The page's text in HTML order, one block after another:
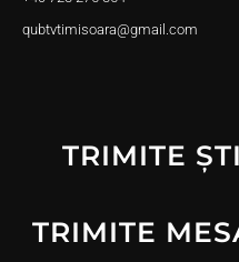
qubtvtimisoara@gmail.com
TRIMITE
TRIMITE